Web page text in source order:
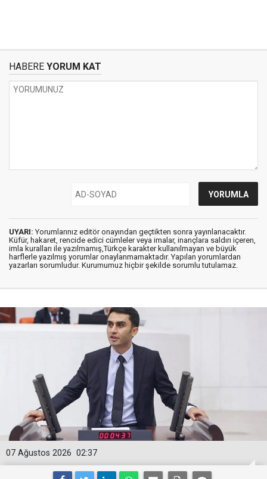
HABERE YORUM KAT
UYARI: Yorumlarınız editör onayından geçtikten sonra yayınlanacaktır.
Küfür, hakaret, rencide edici cümleler veya imalar, inançlara saldırı içeren,
imla kuralları ile yazılmamış,Türkçe karakter kullanılmayan ve büyük
harflerle yazılmış yorumlar onaylanmamaktadır. Yapılan yorumlardan
yazarları sorumludur. Kurumumuz hiçbir şekilde sorumlu tutulamaz.
02:37
07 Ağustos 2026